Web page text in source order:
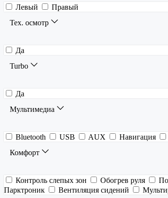
Левый
Правый
Тех. осмотр
Да
Turbo
Да
Мультимедиа
Bluetooth USB AUX Навигация
Комфорт
Контроль слепых зон Обогрев руля
Парктроник
Вентиляция сидений